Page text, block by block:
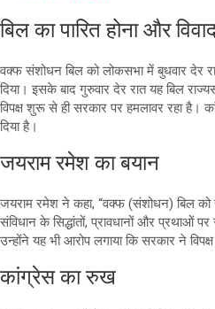
बिल का पारित होना और
वक्फ संशोधन बिल को लोकसभा में बुधवार देर
दिया। इसके बाद गुरुवार देर रात यह बिल
विपक्ष शुरू से ही सरकार पर हमलावर रहा है।
दिया है।
जयराम रमेश का बयान
जयराम रमेश ने कहा, “वक्फ (संशोधन) बिल को
संविधान के सिद्धांतों, प्रावधानों और प्रथाओं
उन्होंने यह भी आरोप लगाया कि सरकार ने
कांग्रेस का रुख